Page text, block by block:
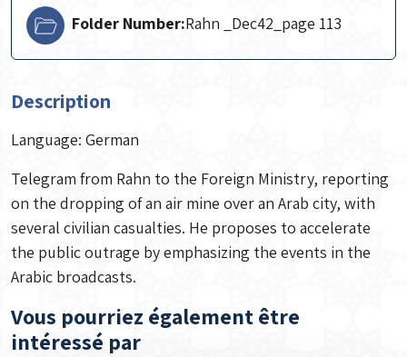
Folder Number:Rahn _Dec42_page 113
Description
Language: German
Telegram from Rahn to the Foreign Ministry, reporting
on the dropping of an air mine over an Arab city, with
several civilian casualties. He proposes to accelerate
the public outrage by emphasizing the events in the
Arabic broadcasts.
Vous pourriez également être
intéressé par